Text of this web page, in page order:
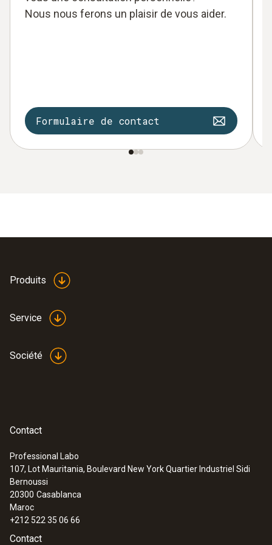
Nous nous ferons un plaisir de vous aider.
Formulaire de contact
Produits
Service
Société
Contact
Professional Labo
107, Lot Mauritania, Boulevard New York Quartier Industriel Sidi
Bernoussi
20300 Casablanca
Maroc
+212 522 35 06 66
Contact